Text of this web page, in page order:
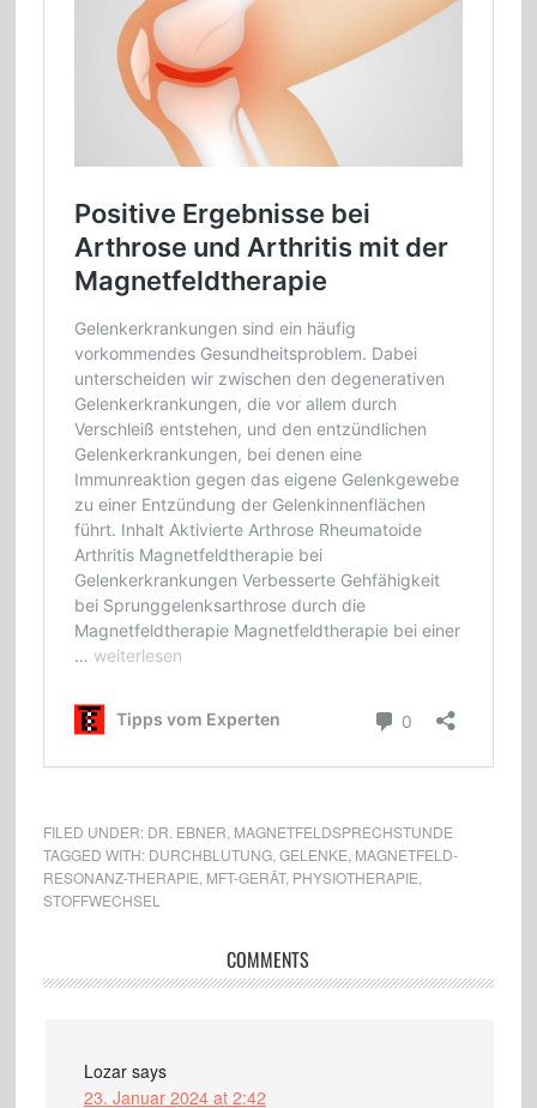
FILED UNDER: DR. EBNER MAGNETFELDSPRECHSTUNDE
TAGGED WITH: DURCHBLUTUNG, GELENKE MAGNETFELD-
RESONANZ-THERAPIE MFT-GERÄT, PHYSIOTHERAPIE
STOFFWECHSEL
COMMENTS
Lozar says
23. Januar 2024 at 2:42